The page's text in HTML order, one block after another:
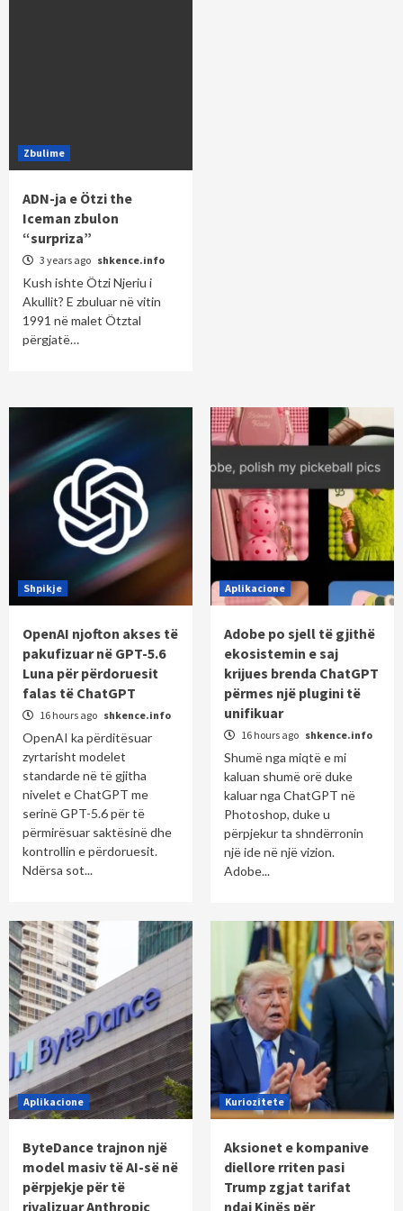
Zbulime
ADN-ja e Ötzi the
Iceman zbulon
“surpriza”
3 years ago shkence.info
Kush ishte Ötzi Njeriu i
Akullit? E zbuluar në vitin
1991 në malet Ötztal
përgjatë…
Shpikje
OpenAI njofton akses të
pakufizuar në GPT-5.6
Luna për përdoruesit
falas të ChatGPT
16 hours ago shkence.info
OpenAI ka përditësuar
zyrtarisht modelet
standarde në të gjitha
nivelet e ChatGPT me
serinë GPT-5.6 për të
përmirësuar saktësinë dhe
kontrollin e përdoruesit.
Ndërsa sot...
Aplikacione
Adobe po sjell të gjithë
ekosistemin e saj
krijues brenda ChatGPT
përmes një plugini të
unifikuar
16 hours ago shkence.info
Shumë nga miqtë e mi
kaluan shumë orë duke
kaluar nga ChatGPT në
Photoshop, duke u
përpjekur ta shndërronin
një ide në një vizion.
Adobe...
Aplikacione
ByteDance trajnon një
model masiv të AI-së në
përpjekje për të
rivalizuar Anthropic
Kuriozitete
Aksionet e kompanive
diellore rriten pasi
Trump zgjat tarifat
ndaj Kinës për